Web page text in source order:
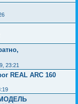
23:21
REAL ARC 160